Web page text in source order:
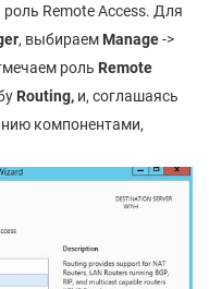
Remote Access. Для
, выбираем Manage->
роль Remote
Routing, и, соглашаясь
компонентами,